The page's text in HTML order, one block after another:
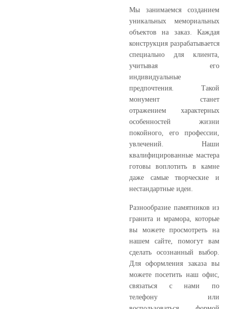
Мы занимаемся созданием
уникальных мемориальных
объектов на заказ. Каждая
конструкция разрабатывается
специально для клиента,
учитывая его
индивидуальные
предпочтения. Такой
монумент станет
отражением характерных
особенностей жизни
покойного, его профессии,
увлечений. Наши
квалифицированные мастера
готовы воплотить в камне
даже самые творческие и
нестандартные идеи.
Разнообразие памятников из
гранита и мрамора, которые
вы можете просмотреть на
нашем сайте, помогут вам
сделать осознанный выбор.
Для оформления заказа вы
можете посетить наш офис,
связаться с нами по
телефону или